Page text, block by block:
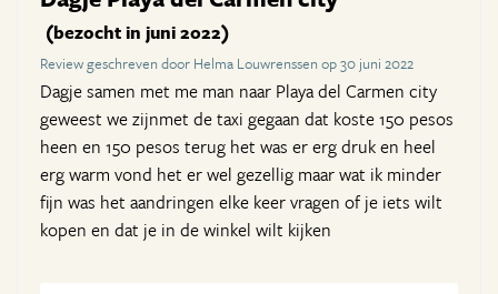
(bezocht in juni 2022)
Review geschreven door Helma Louwrenssen op 30 juni 2022
Dagje samen met me man naar Playa del Carmen city
geweest we zijnmet de taxi gegaan dat koste 150 pesos
heen en 150 pesos terug het was er erg druk en heel
erg warm vond het er wel gezellig maar wat ik minder
fijn was het aandringen elke keer vragen of je iets wilt
kopen en dat je in de winkel wilt kijken